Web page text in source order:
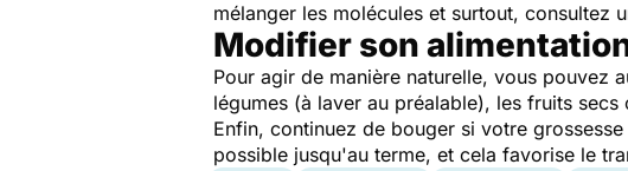
mélanger les molécules et surtout, consultez
Modifier son
Pour agir de manière naturelle, vous pouvez
légumes (à laver au préalable), les fruits
Enfin, continuez de bouger si votre
possible jusqu'au terme, et cela favorise le